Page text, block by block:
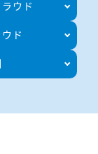
ウド
ド